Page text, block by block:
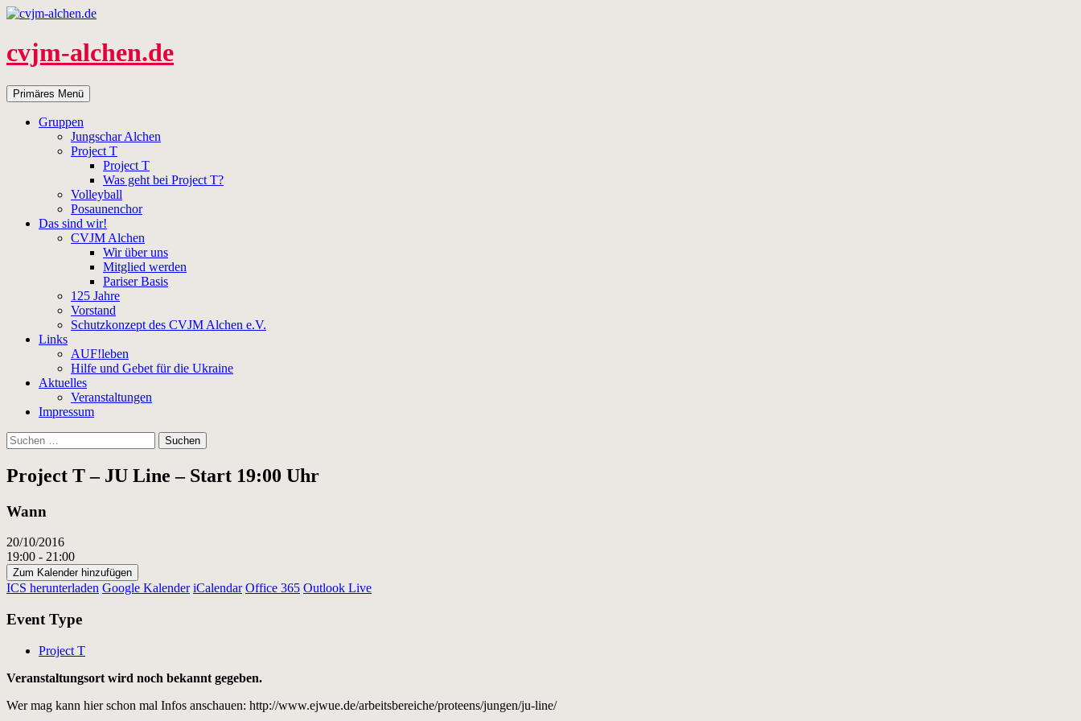
Zum
springen
cvjm-alchen.de
Suchen
Primäres Menü
Gruppen
Jungschar Alchen
Project T
Project T
Was geht bei Project T?
Volleyball
Posaunenchor
Das sind wir!
CVJM Alchen
Wir über uns
Mitglied werden
Pariser Basis
125 Jahre
Vorstand
Schutzkonzept des CVJM Alchen e.V.
Links
AUF!leben
Hilfe und Gebet für die Ukraine
Aktuelles
Veranstaltungen
Impressum
Suchen
nach:
Project T – JU Line – Start 19:00 Uhr
Wann
20/10/2016
19:00 - 21:00
Zum Kalender hinzufügen
ICS herunterladen Google Kalender iCalendar Office 365 Outlook Live
Event Type
Project T
Veranstaltungsort wird noch bekannt gegeben.
Wer mag kann hier schon mal Infos anschauen: http://www.ejwue.de/arbeitsbereiche/proteens/jungen/ju-line/